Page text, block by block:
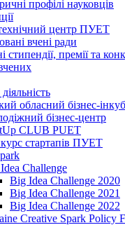
профілі науковців
центр ПУЕТ
вчені ради
стипендії, премії та
обласний бізнес-
бізнес-центр
CLUB PUET
стартапів ПУЕТ
Challenge
Big Idea Challenge 2020
Big Idea Challenge 2021
Big Idea Challenge 2022
Creative Spark Policy